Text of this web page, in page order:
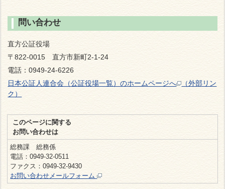
問い合わせ
直方公証役場
〒822-0015 直方市新町2-1-24
電話：0949-24-6226
日本公証人連合会（公証役場一覧）のホームページへ
（外部リン
ク）
このページに関する
お問い合わせは
総務課 総務係
電話：0949-32-0511
ファクス：0949-32-9430
お問い合わせメールフォーム